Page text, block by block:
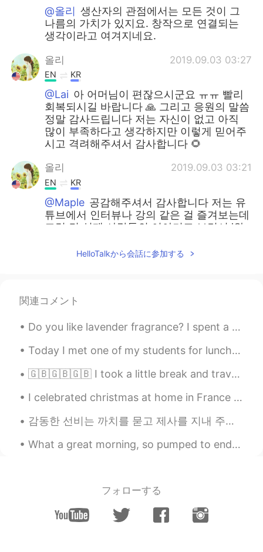
@올리 생산자의 관점에서는 모든 것이 그
나름의 가치가 있지요. 창작으로 연결되는
생각이라고 여겨지네요.
올리 2019.09.03 03:27
EN KR
@Lai 아 어머님이 편잖으시군요 ㅠㅠ 빨리
회복되시길 바랍니다 🙏 그리고 응원의 말씀
정말 감사드립니다 저는 자신이 없고 아직
많이 부족하다고 생각하지만 이렇게 믿어주
시고 격려해주셔서 감사합니다 🌻
올리 2019.09.03 03:21
EN KR
@Maple 공감해주셔서 감사합니다 저는 유
튜브에서 인터뷰나 강의 같은 걸 즐겨보는데
그런 건 실제 사람들의 이야기고 보면서 '와
이나 친척들의 이야기만 들어도 '오 바로 내
KR EN
@올리Thank you for your
comprehension
올리
EN KR
@Jay Yeah, I could see how real stories
could be more emotionally taxing and
difficult to face. I still find it really weird
EN KR
HelloTalkから会話に参加する
関連コメント
Do you like lavender fragrance? I spent a relaxing afternoon in the Lavender Garden 😊 The lavende...
Today I met one of my students for lunch in Suwon (수원), and ate at one of the most famous restaur...
🇬🇧🇬🇧🇬🇧 I took a little break and travelled to the North of England with my besties, to an area ca...
I celebrated christmas at home in France with my family last weekend! it was really nice! Which f...
감동한 선비는 까치를 묻고 제사를 지내 주었어요. 그리고 드디어 한양으로 가서는 과거 시험을 보고 장원급제했어요. 까치에게 고마움을 느낀 선비는 매년 까치를 위해 제사를 지내...
What a great morning, so pumped to end the day so I can play 😆 Anyone else look forward to leavin...
フォローする